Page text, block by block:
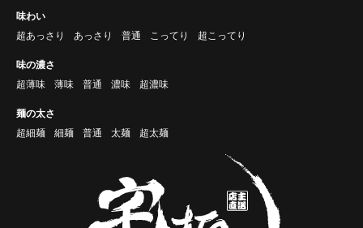
味わい
超あっさり
あっさり 普通 こってり 超こってり
味の濃さ
超薄味
薄味 普通 濃味 超濃味
麺の太さ
超細麺
細麺 普通 太麺 超太麺